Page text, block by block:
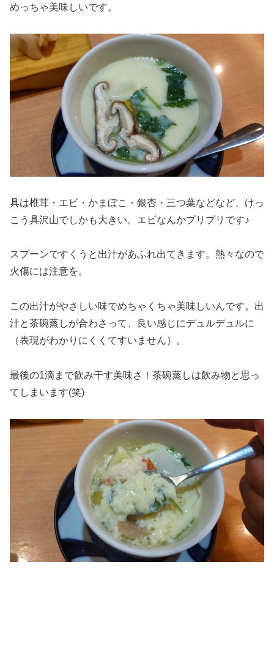
めっちゃ美味しいです。
具は椎茸・エビ・かまぼこ・銀杏・三つ葉などなど、けっ
こう具沢山でしかも大きい。エビなんかプリプリです♪
スプーンですくうと出汁があふれ出てきます。熱々なので
火傷には注意を。
この出汁がやさしい味でめちゃくちゃ美味しいんです。出
汁と茶碗蒸しが合わさって、良い感じにデュルデュルに
（表現がわかりにくくてすいません）。
最後の1滴まで飲み干す美味さ！茶碗蒸しは飲み物と思っ
てしまいます(笑)